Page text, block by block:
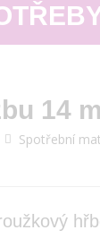
14
Spotřební